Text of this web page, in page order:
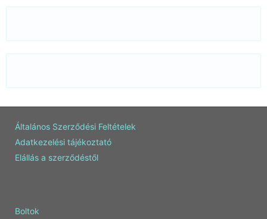
Általános Szerződési Feltételek
Adatkezelési tájékoztató
Elállás a szerződéstől
Boltok